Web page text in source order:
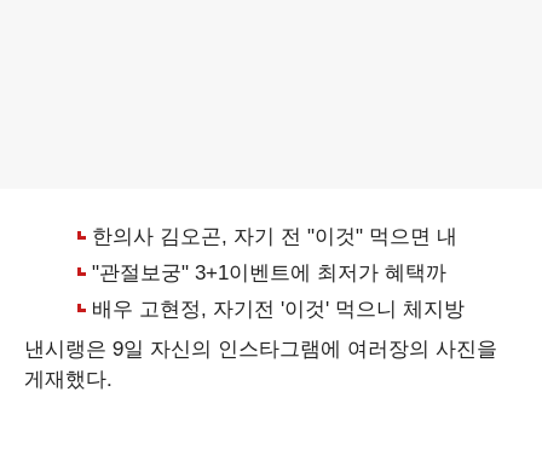
낸시랭은 9일 자신의 인스타그램에 여러장의 사진을
게재했다.